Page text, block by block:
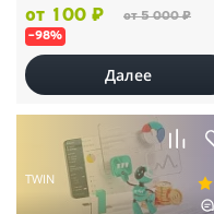
от 100 ₽ от 5 000 ₽
–98%
Далее
TWIN